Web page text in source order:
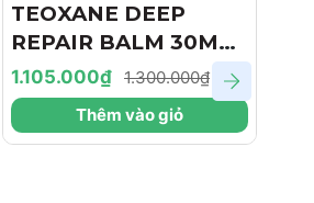
TEOXANE DEEP
REPAIR BALM 30ML /
KEM DƯỠNG PHỤC
HỒI CHO DA NHẠY
CẢM
1.105.000₫ 1.300.000₫
Thêm vào giỏ